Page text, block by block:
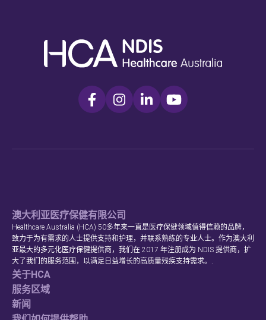
澳大利亚医疗保健有限公司
Healthcare Australia (HCA) 50多年来一直是医疗保健领域值得信赖的品牌，
致力于为有需求的人士提供支持和护理，并联系熟练的专业人士。作为澳大利
亚最大的多元化医疗保健提供商，我们在 2017 年注册成为 NDIS 提供商，扩
大了我们的服务范围，以满足日益增长的高质量残疾支持需求。.
关于HCA
服务区域
新闻